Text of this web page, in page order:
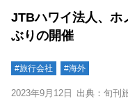
JTBハワイ法人、
ぶりの開催
#旅行会社 #海外
2023年9月12日 出典：旬刊